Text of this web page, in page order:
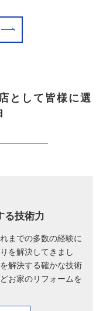
として皆様に選
る技術力
までの多数の経験に
を解決してきまし
解決する確かな技術
お家のリフォームを